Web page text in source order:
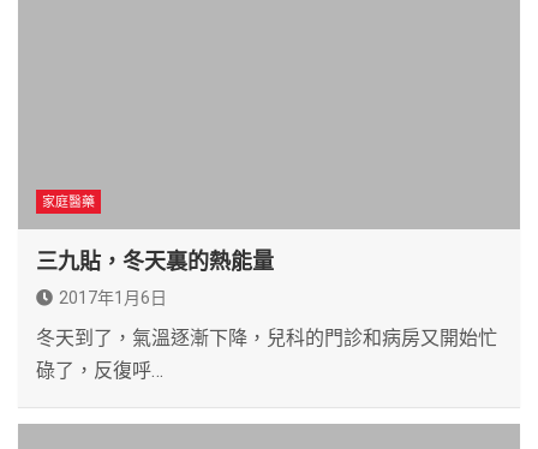
家庭醫藥
三九貼，冬天裏的熱能量
2017年1月6日
冬天到了，氣溫逐漸下降，兒科的門診和病房又開始忙
碌了，反復呼…